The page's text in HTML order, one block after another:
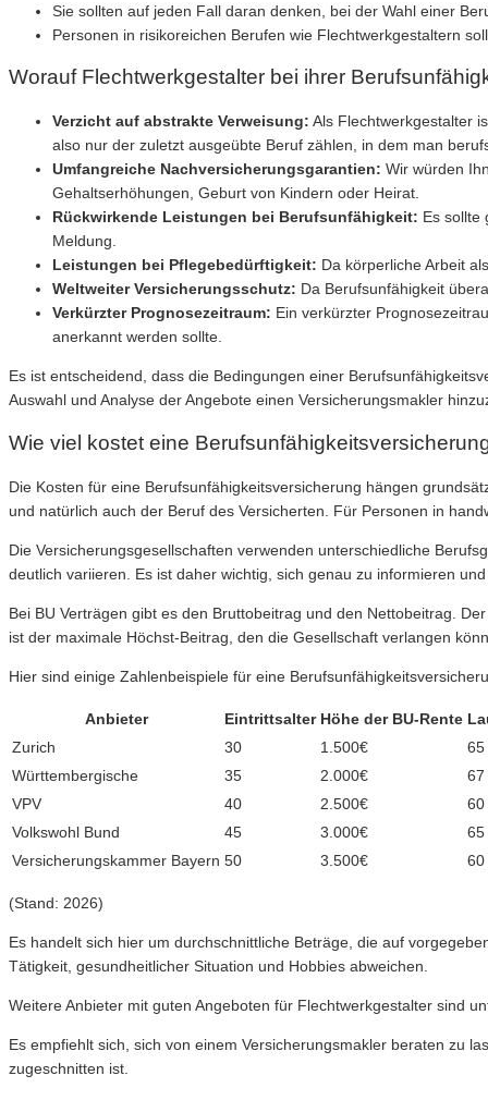
Sie sollten auf jeden Fall daran denken, bei der Wahl einer
Personen in risikoreichen Berufen wie Flechtwerkgestaltern
Worauf Flechtwerkgestalter bei ihrer
Verzicht auf abstrakte Verweisung: Als Flechtwerkgestalter
also nur der zuletzt ausgeübte Beruf zählen, in dem man
Umfangreiche Nachversicherungsgarantien: Wir würden
Gehaltserhöhungen, Geburt von Kindern oder Heirat.
Rückwirkende Leistungen bei Berufsunfähigkeit: Es sollte
Meldung.
Leistungen bei Pflegebedürftigkeit: Da körperliche Arbeit
Weltweiter Versicherungsschutz: Da Berufsunfähigkeit
Verkürzter Prognosezeitraum: Ein verkürzter
anerkannt werden sollte.
Es ist entscheidend, dass die Bedingungen einer
Auswahl und Analyse der Angebote einen Versicherungsmakler
Wie viel kostet eine
Die Kosten für eine Berufsunfähigkeitsversicherung hängen
und natürlich auch der Beruf des Versicherten. Für Personen in
Die Versicherungsgesellschaften verwenden unterschiedliche
deutlich variieren. Es ist daher wichtig, sich genau zu informieren
Bei BU Verträgen gibt es den Bruttobeitrag und den Nettobeitrag.
ist der maximale Höchst-Beitrag, den die Gesellschaft verlangen
Hier sind einige Zahlenbeispiele für eine
Anbieter Eintrittsalter Höhe der BU-Rente
Zurich
30 1.500€
65
Württembergische
35 2.000€
67
VPV
40 2.500€
60
Volkswohl Bund
45 3.000€
65
Versicherungskammer Bayern 50 3.500€ 60
(Stand: 2026)
Es handelt sich hier um durchschnittliche Beträge, die auf
Tätigkeit, gesundheitlicher Situation und Hobbies abweichen.
Weitere Anbieter mit guten Angeboten für Flechtwerkgestalter sind
Es empfiehlt sich, sich von einem Versicherungsmakler beraten zu
zugeschnitten ist.